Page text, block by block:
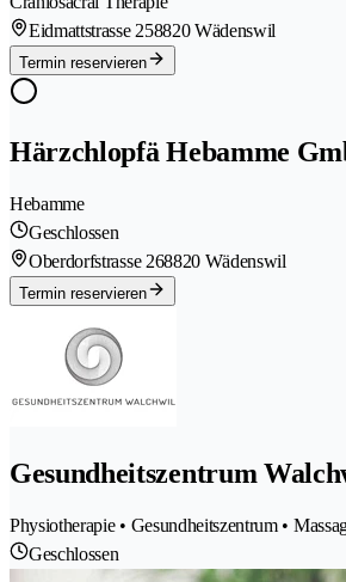
Eidmattstrasse 258820 Wädenswil
Termin reservieren
Härzchlopfä Hebamme
Hebamme
Geschlossen
Oberdorfstrasse 268820 Wädenswil
Termin reservieren
Gesundheitszentrum
Physiotherapie • Gesundheitszentrum •
Geschlossen